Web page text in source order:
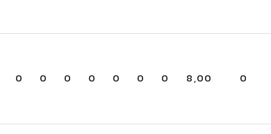
0 0 0 0 0 0 0 8,00 0